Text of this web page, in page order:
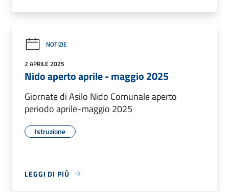
NOTIZIE
2 APRILE 2025
Nido aperto aprile - maggio 2025
Giornate di Asilo Nido Comunale aperto
periodo aprile-maggio 2025
Istruzione
LEGGI DI PIÙ